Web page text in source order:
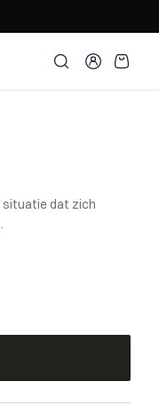
Zoeken openen
ACCOUNT
situatie dat zich